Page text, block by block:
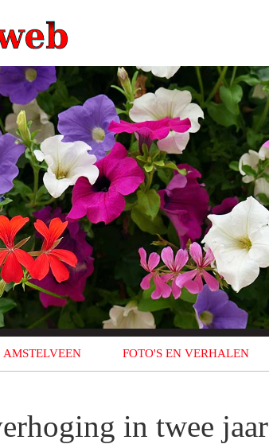
AMSTELVEEN FOTO'S EN VERHALEN
in twee jaar